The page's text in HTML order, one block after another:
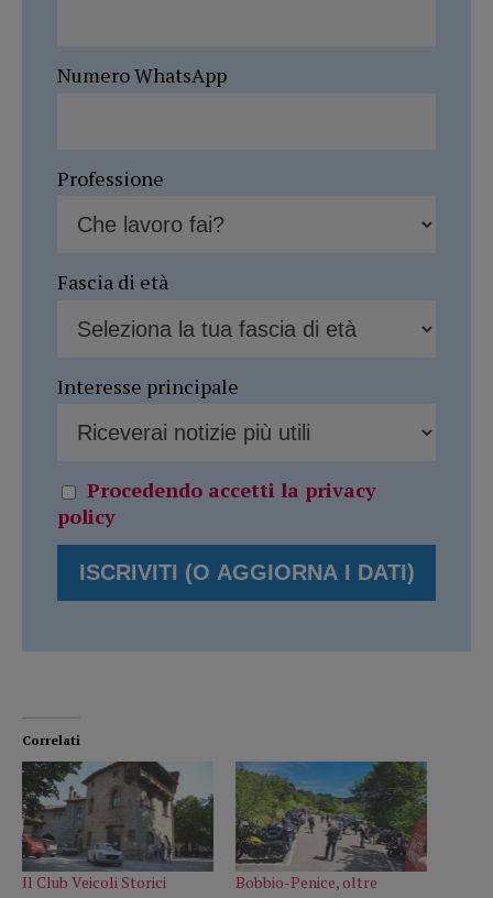
Numero WhatsApp
Professione
Fascia di età
Interesse principale
Procedendo accetti la privacy
policy
Correlati
Il Club Veicoli Storici
Bobbio-Penice, oltre